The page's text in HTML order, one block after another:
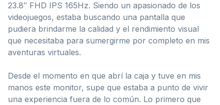
23.8″ FHD IPS 165Hz. Siendo un apasionado de los
videojuegos, estaba buscando una pantalla que
pudiera brindarme la calidad y el rendimiento visual
que necesitaba para sumergirme por completo en mis
aventuras virtuales.
Desde el momento en que abrí la caja y tuve en mis
manos este monitor, supe que estaba a punto de vivir
una experiencia fuera de lo común. Lo primero que